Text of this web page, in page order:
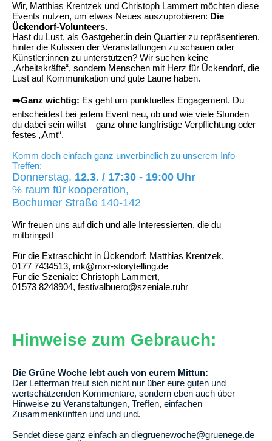
Wir, Matthias Krentzek und Christoph Lammert möchten diese
Events nutzen, um etwas Neues auszuprobieren: Die
Ückendorf-Volunteers.
Hast du Lust, als Gastgeber:in dein Quartier zu repräsentieren,
hinter die Kulissen der Veranstaltungen zu schauen oder
Künstler:innen zu unterstützen? Wir suchen keine
„Arbeitskräfte“, sondern Menschen mit Herz für Ückendorf, die
Lust auf Kommunikation und gute Laune haben.
➡️Ganz wichtig: Es geht um punktuelles Engagement. Du
entscheidest bei jedem Event neu, ob und wie viele Stunden
du dabei sein willst – ganz ohne langfristige Verpflichtung oder
festes „Amt“.
Komm doch einfach ganz unverbindlich zu unserem Info-
Treffen:
Donnerstag, 12.3. / 17:30 - 19:00 Uhr
℅ raum für kooperation,
Bochumer Straße 140-142
Wir freuen uns auf dich und alle Interessierten, die du
mitbringst!
Für die Extraschicht in Ückendorf: Matthias Krentzek,
0177 7434513, mk@mxr-storytelling.de
Für die Szeniale: Christoph Lammert,
01573 8248904⁩, festivalbuero@szeniale.ruhr
Hinweise zum Gebrauch:
Die Grüne Woche lebt auch von eurem Mittun:
Der Letterman freut sich nicht nur über eure guten und
wertschätzenden Kommentare, sondern eben auch über
Hinweise zu Veranstaltungen, Treffen, einfachen
Zusammenkünften und und und.
Sendet diese ganz einfach an diegruenewoche@gruenege.de